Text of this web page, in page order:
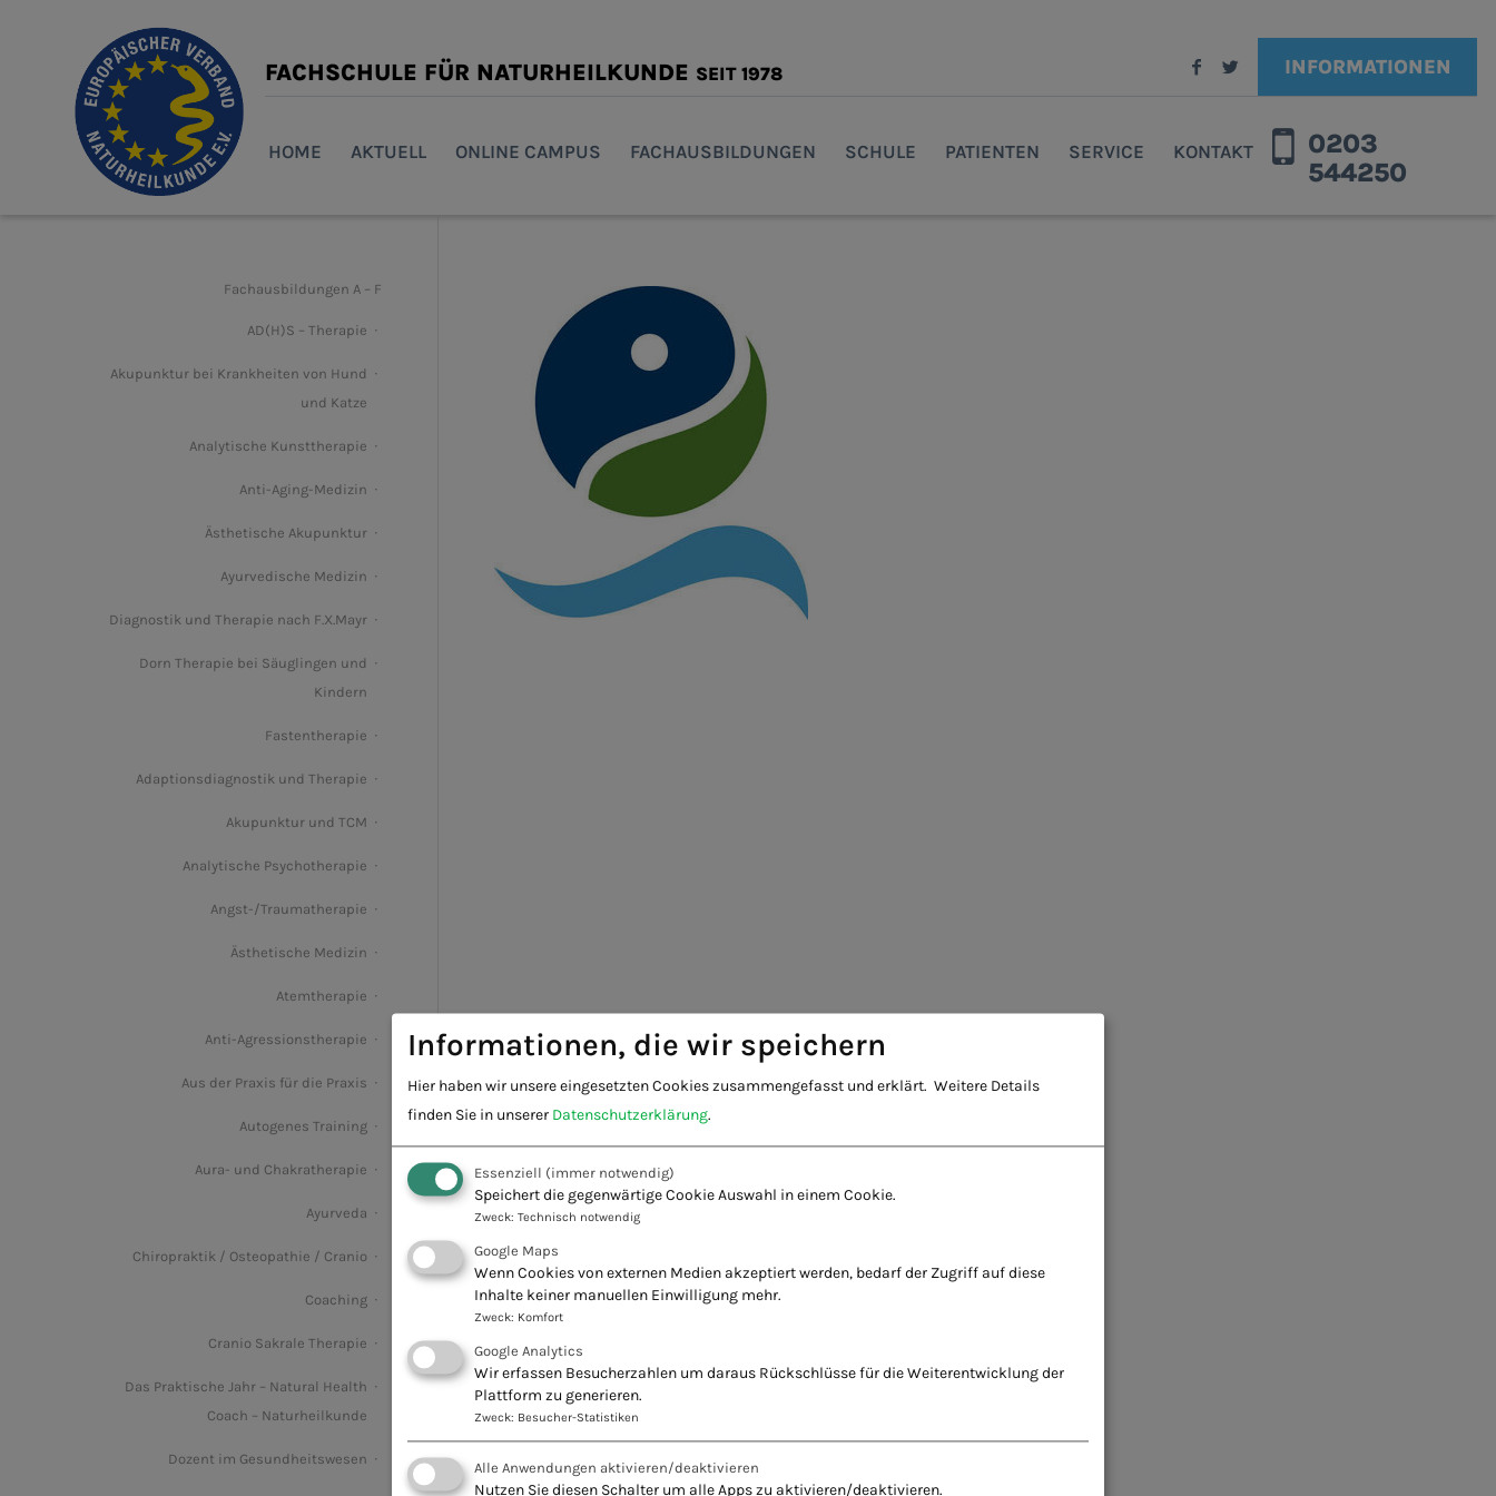
0203
544250
FACHSCHULE FÜR NATURHEILKUNDE SEIT 1978 INFORMATIONEN
HOME AKTUELL ONLINE CAMPUS FACHAUSBILDUNGEN SCHULE PATIENTEN SERVICE KONTAKT
Fachausbildungen A – F
AD(H)S – Therapie
Akupunktur bei Krankheiten von Hund
und Katze
Analytische Kunsttherapie
Anti-Aging-Medizin
Ästhetische Akupunktur
Ayurvedische Medizin
Diagnostik und Therapie nach F.X.Mayr
Dorn Therapie bei Säuglingen und
Kindern
Fastentherapie
Adaptionsdiagnostik und Therapie
Akupunktur und TCM
Analytische Psychotherapie
Angst-/Traumatherapie
Ästhetische Medizin
Atemtherapie
Anti-Agressionstherapie
Aus der Praxis für die Praxis
Autogenes Training
Aura- und Chakratherapie
Ayurveda
Chiropraktik / Osteopathie / Cranio
Coaching
Cranio Sakrale Therapie
Das Praktische Jahr – Natural Health
Coach – Naturheilkunde
Dozent im Gesundheitswesen
Informationen, die wir speichern
Hier haben wir unsere eingesetzten Cookies zusammengefasst und erklärt. Weitere Details
finden Sie in unserer Datenschutzerklärung.
Essenziell (immer notwendig)
Speichert die gegenwärtige Cookie Auswahl in einem Cookie.
Zweck: Technisch notwendig
Google Maps
Wenn Cookies von externen Medien akzeptiert werden, bedarf der Zugriff auf diese
Inhalte keiner manuellen Einwilligung mehr.
Zweck: Komfort
Google Analytics
Wir erfassen Besucherzahlen um daraus Rückschlüsse für die Weiterentwicklung der
Plattform zu generieren.
Zweck: Besucher-Statistiken
Alle Anwendungen aktivieren/deaktivieren
Nutzen Sie diesen Schalter um alle Apps zu aktivieren/deaktivieren.